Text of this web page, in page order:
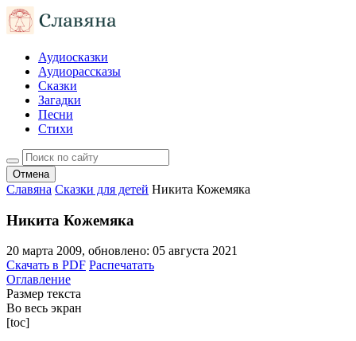
Аудиосказки
Аудиорассказы
Сказки
Загадки
Песни
Стихи
Отмена
Славяна Сказки для детей Никита Кожемяка
Никита Кожемяка
20 марта 2009, обновлено: 05 августа 2021
Скачать в PDF Распечатать
Оглавление
Размер текста
Во весь экран
[toc]